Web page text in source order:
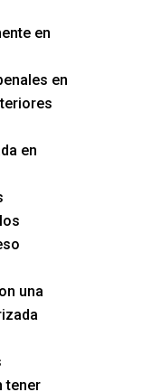
en
en
en
una
tener